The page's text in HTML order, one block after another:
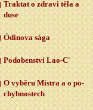
Trak­tat o zdra­vi těla a
duse
Ódi­no­va sága
Po­do­ben­ství Lao-C'
O vy­bě­ru Mi­s­tra a o po­
chyb­nos­tech